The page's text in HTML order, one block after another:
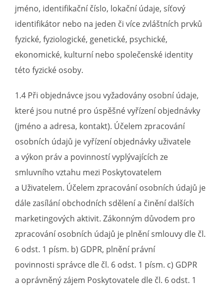
jméno, identifikační číslo, lokační údaje, síťový
identifikátor nebo na jeden či více zvláštních prvků
fyzické, fyziologické, genetické, psychické,
ekonomické, kulturní nebo společenské identity
této fyzické osoby.
1.4 Při objednávce jsou vyžadovány osobní údaje,
které jsou nutné pro úspěšné vyřízení objednávky
(jméno a adresa, kontakt). Účelem zpracování
osobních údajů je vyřízení objednávky uživatele
a výkon práv a povinností vyplývajících ze
smluvního vztahu mezi Poskytovatelem
a Uživatelem. Účelem zpracování osobních údajů je
dále zasílání obchodních sdělení a činění dalších
marketingových aktivit. Zákonným důvodem pro
zpracování osobních údajů je plnění smlouvy dle čl.
6 odst. 1 písm. b) GDPR, plnění právní
povinnosti správce dle čl. 6 odst. 1 písm. c) GDPR
a oprávněný zájem Poskytovatele dle čl. 6 odst. 1